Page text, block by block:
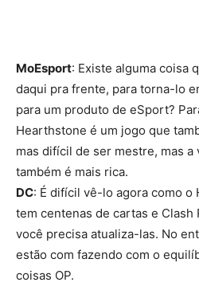
MoEsport: Existe alguma coisa
daqui pra frente, para torna-lo
para um produto de eSport?
Hearthstone é um jogo que
mas difícil de ser mestre, mas a
também é mais rica.
DC: É difícil vê-lo agora como o
tem centenas de cartas e Clash
você precisa atualiza-las. No
estão com fazendo com o
coisas OP.